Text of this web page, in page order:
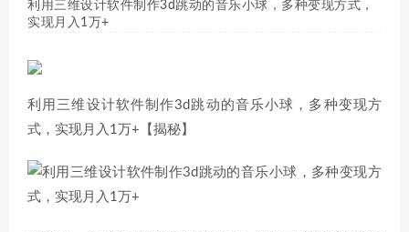
利用三维设计软件制作3d跳动的音乐小球，多种变现方式，
实现月入1万+
利用三维设计软件制作3d跳动的音乐小球，多种变现方
式，实现月入1万+【揭秘】